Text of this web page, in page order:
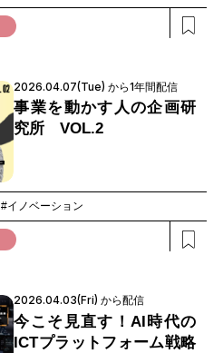
2026.04.07(Tue) から1年間配信
事業を動かす人の企画研
究所 VOL.2
#イノベーション
2026.04.03(Fri) から配信
今こそ見直す！AI時代の
ICTプラットフォーム戦略